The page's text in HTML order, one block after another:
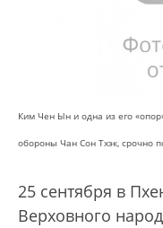
Ким Чен Ын и одна из его
обороны Чан Сон Тхэк, срочно
25 сентября в
Верховного